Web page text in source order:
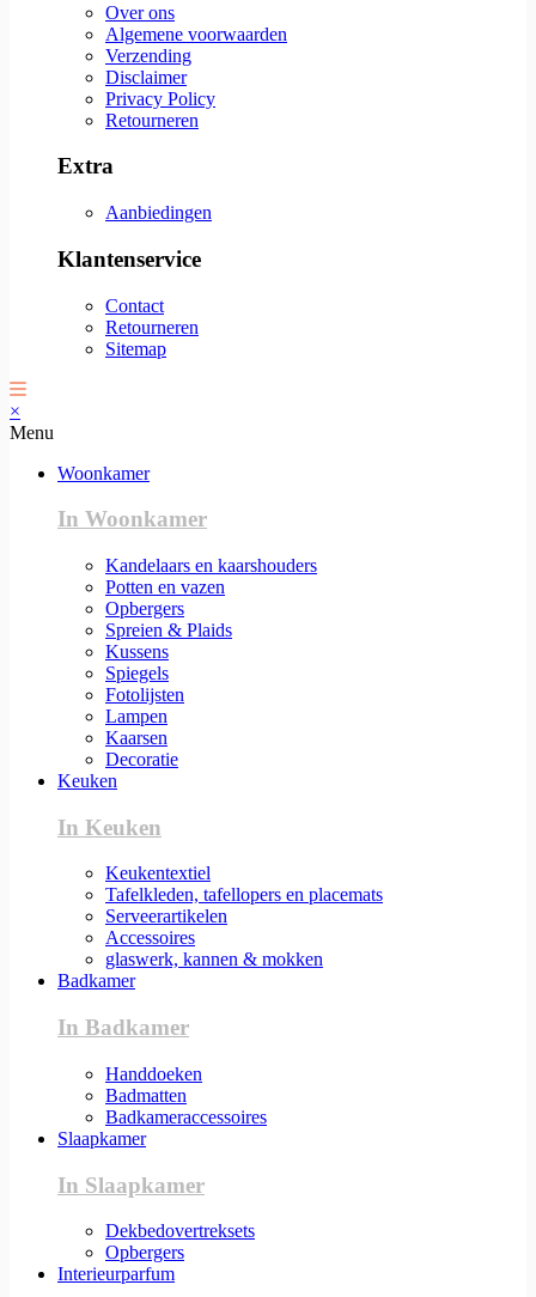
Over ons
Algemene voorwaarden
Verzending
Disclaimer
Privacy Policy
Retourneren
Extra
Aanbiedingen
Klantenservice
Contact
Retourneren
Sitemap
×
Menu
Woonkamer
In Woonkamer
Kandelaars en kaarshouders
Potten en vazen
Opbergers
Spreien & Plaids
Kussens
Spiegels
Fotolijsten
Lampen
Kaarsen
Decoratie
Keuken
In Keuken
Keukentextiel
Tafelkleden, tafellopers en placemats
Serveerartikelen
Accessoires
glaswerk, kannen & mokken
Badkamer
In Badkamer
Handdoeken
Badmatten
Badkameraccessoires
Slaapkamer
In Slaapkamer
Dekbedovertreksets
Opbergers
Interieurparfum